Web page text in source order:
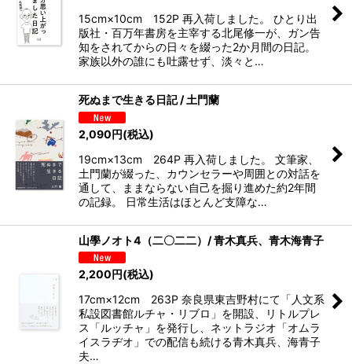
15cm×10cm 152P 再入荷しました。 ひとり出
版社・百万年書房を主宰する北尾修一が、ガン告
知をされてからの日々を綴った2か月間の日記。
家族以外の誰にも吐露せず、淡々と…
死ぬまで生きる日記 / 土門蘭
2,090円(税込)
19cm×13cm 264P 再入荷しました。 文筆家、
土門蘭が綴った、カウンセラーや周囲との対話を
通して、ままならない自己を掘り進めた約2年間
の記録。 日常生活はほとんど支障な…
山學ノオト4（二〇二二）/ 青木真兵、青木海青子
2,200円(税込)
17cm×12cm 263P 奈良県東吉野村にて「人文系
私設図書館ルチャ・リブロ」を開設、リトルプレ
ス「ルッチャ」を発行し、ネットラジオ「オムラ
イスラヂオ」での配信も続ける青木真兵、海青子
夫…